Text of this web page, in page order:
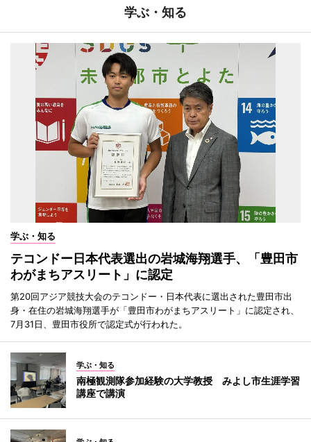
学ぶ・知る
学ぶ・知る
テコンドー日本代表選出の岩城海翔選手、「豊田市
わがまちアスリート」に認定
第20回アジア競技大会のテコンドー・日本代表に選出された豊田市出
身・在住の岩城海翔選手が「豊田市わがまちアスリート」に認定され、
7月31日、豊田市役所で認定式が行われた。
学ぶ・知る
南極観測隊参加経験の大学教授 みよし市生涯学習
講座で講演